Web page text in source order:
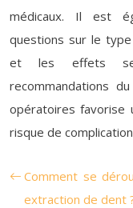
médicaux. Il est
questions sur le type
et les effets
recommandations
opératoires favorise
risque de
Comment se
extraction de dent